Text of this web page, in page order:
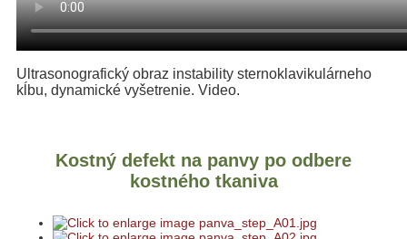
Ultrasonografický obraz instability sternoklavikulárneho
kĺbu, dynamické vyšetrenie. Video.
Kostný defekt na panvy po odbere
kostného tkaniva